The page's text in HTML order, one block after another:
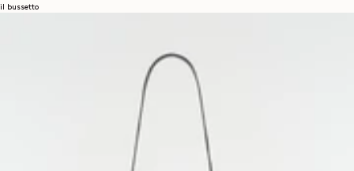
il bussetto